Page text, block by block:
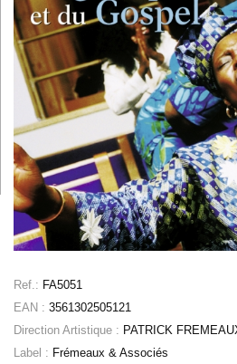
Ref.: FA5051
EAN : 3561302505121
Direction Artistique : PATRICK
Label : Frémeaux & Associés